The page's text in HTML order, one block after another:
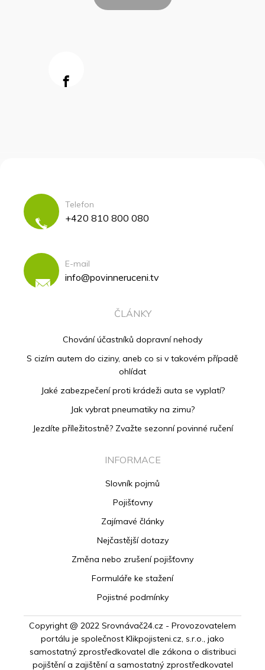
Telefon
+420 810 800 080
E-mail
info@povinneruceni.tv
ČLÁNKY
Chování účastníků dopravní nehody
S cizím autem do ciziny, aneb co si v takovém případě
ohlídat
Jaké zabezpečení proti krádeži auta se vyplatí?
Jak vybrat pneumatiky na zimu?
Jezdíte příležitostně? Zvažte sezonní povinné ručení
INFORMACE
Slovník pojmů
Pojišťovny
Zajímavé články
Nejčastější dotazy
Změna nebo zrušení pojišťovny
Formuláře ke stažení
Pojistné podmínky
Copyright @ 2022 Srovnávač24.cz - Provozovatelem
portálu je společnost Klikpojisteni.cz, s.r.o., jako
samostatný zprostředkovatel dle zákona o distribuci
pojištění a zajištění a samostatný zprostředkovatel